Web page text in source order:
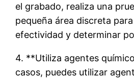
el grabado, realiza una
pequeña área discreta
efectividad y determinar
4. **Utiliza agentes
casos, puedes utilizar